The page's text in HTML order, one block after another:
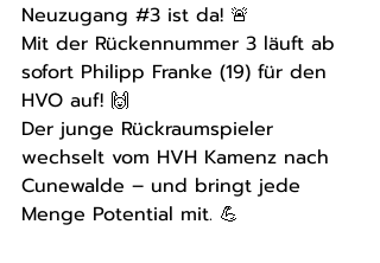
Neuzugang #3 ist da! 🚨
Mit der Rückennummer 3 läuft ab
sofort Philipp Franke (19) für den
HVO auf! 🙌
Der junge Rückraumspieler
wechselt vom HVH Kamenz nach
Cunewalde – und bringt jede
Menge Potential mit. 💪